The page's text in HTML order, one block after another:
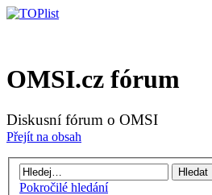
OMSI.cz fórum
Diskusní fórum o OMSI
Přejít na obsah
Pokročilé hledání